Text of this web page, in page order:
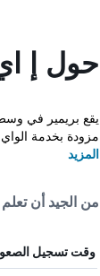
حول إ
مزودة بخدمة
المزيد
من الجيد أن تعلم
وقت تسجيل